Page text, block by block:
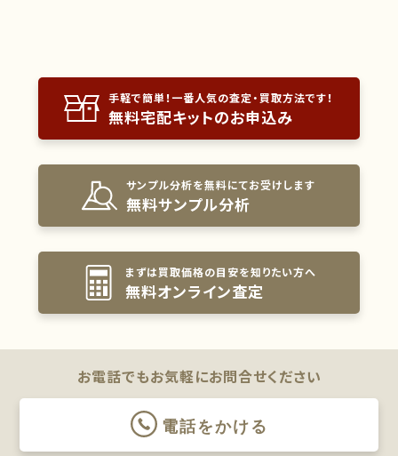
手軽で簡単！一番人気の査定・買取方法です！
無料宅配キットのお申込み
サンプル分析を無料にてお受けします
無料サンプル分析
まずは買取価格の目安を知りたい方へ
無料オンライン査定
お電話でもお気軽にお問合せください
電話をかける